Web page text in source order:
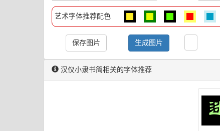
艺术字体推荐配色
保存图片 生成图片
汉仪小隶书简相关的字体推荐